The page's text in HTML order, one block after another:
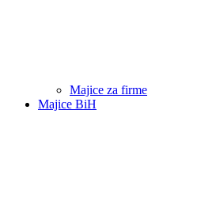
Majice za firme
Majice BiH